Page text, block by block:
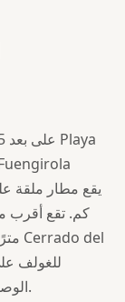
الوصول إلى المرافق الأساسية والأنشطة الترفيهية.